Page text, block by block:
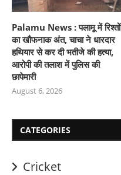
Palamu News : पलामू में रिश्तों
का खौफनाक अंत, चाचा ने धारदार
हथियार से कर दी भतीजे की हत्या,
आरोपी की तलाश में पुलिस की
छापेमारी
August 6, 2026
CATEGORIES
Cricket